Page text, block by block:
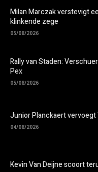
Milan Marczak verstevigt
klinkende zege
05/08/2026
Rally van Staden:
Pex
05/08/2026
Junior Planckaert vervoegt
04/08/2026
Kevin Van Deijne scoort